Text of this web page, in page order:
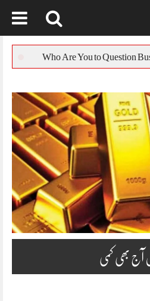
یورپی یونین کا
آج بھی کمی